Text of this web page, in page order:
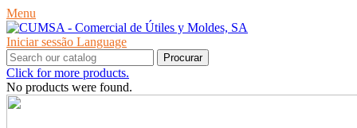
Menu
Iniciar sessão Language
Procurar
Click for more products.
No products were found.